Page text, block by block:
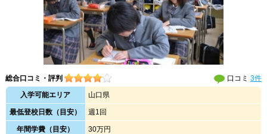
総合口コミ・評判 口コミ3件
入学可能エリア
山口県
最低登校日数（目安） 週1回
年間学費（目安） 30万円